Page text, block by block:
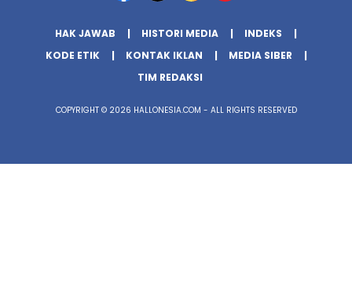
HAK JAWAB HISTORI MEDIA
INDEKS
KODE ETIK
KONTAK IKLAN
MEDIA SIBER
TIM REDAKSI
COPYRIGHT © 2026 HALLONESIA.COM - ALL RIGHTS RESERVED